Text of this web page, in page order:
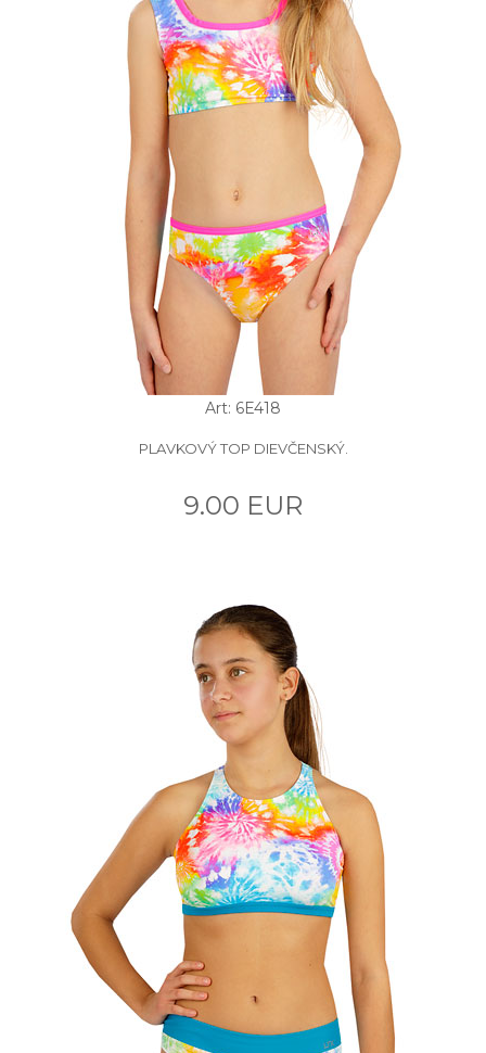
Art: 6E418
PLAVKOVÝ TOP DIEVČENSKÝ.
9.00 EUR